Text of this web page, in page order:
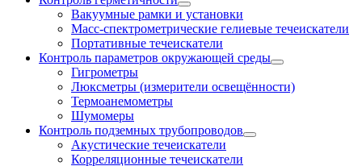
Вакуумные рамки и установки
Масс-спектрометрические гелиевые течеискатели
Портативные течеискатели
Контроль параметров окружающей среды
Гигрометры
Люксметры (измерители освещённости)
Термоанемометры
Шумомеры
Контроль подземных трубопроводов
Акустические течеискатели
Корреляционные течеискатели